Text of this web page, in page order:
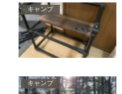
キャンプ
キャンプ